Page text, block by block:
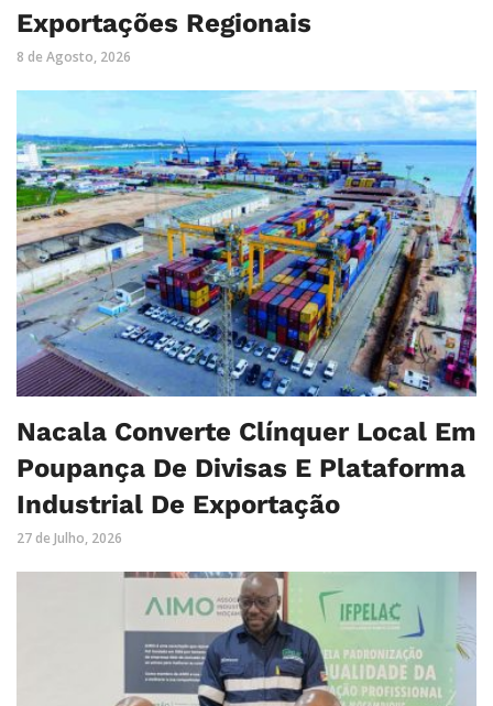
Exportações Regionais
8 de Agosto, 2026
Nacala Converte Clínquer Local Em
Poupança De Divisas E Plataforma
Industrial De Exportação
27 de Julho, 2026